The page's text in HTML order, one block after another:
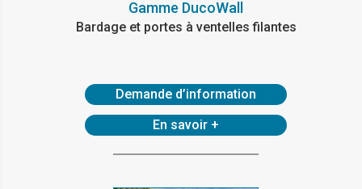
Gamme DucoWall
Bardage et portes à ventelles filantes
Demande d’information
En savoir +